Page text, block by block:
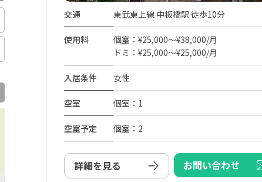
交通 東武東上線 中板橋駅 徒歩10分
使用料
個室：¥25,000～¥38,000/月
ドミ：¥25,000～¥25,000/月
入居条件 女性
空室 個室：1
空室予定 個室：2
詳細を見る お問い合わせ